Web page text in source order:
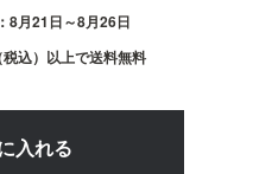
8月21日～8月26日
込）以上で送料無料